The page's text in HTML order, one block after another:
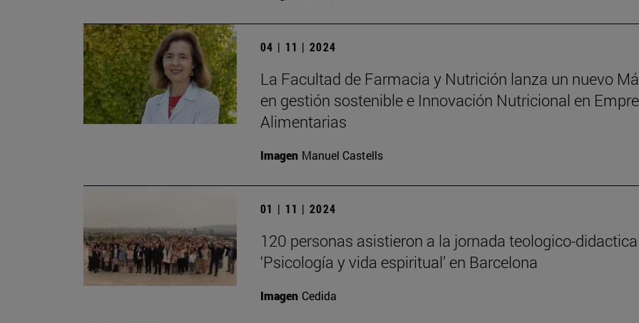
04 | 11 | 2024
La Facultad de Farmacia y Nutrición lanza un nuevo
en gestión sostenible e Innovación Nutricional en
Alimentarias
Imagen Manuel Castells
01 | 11 | 2024
120 personas asistieron a la jornada teologico-didactica
‘Psicología y vida espiritual’ en Barcelona
Imagen Cedida